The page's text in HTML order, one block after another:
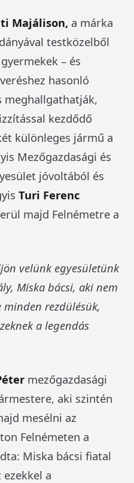
Majálison, a márka
testközelből
– és
hasonló
meghallgathatják,
kezdődő
különleges jármű a
Mezőgazdasági és
jóvoltából és
Turi Ferenc
majd Felnémetre a
velünk egyesületünk
Miska bácsi, aki nem
rezdülésük,
a legendás
mezőgazdasági
aki szintén
mesélni az
Felnémeten a
Miska bácsi fiatal
a